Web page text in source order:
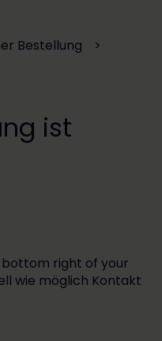
Bestellung
ist
right of your
wie möglich Kontakt